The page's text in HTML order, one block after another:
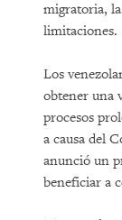
migratoria,
limitaciones.
Los
obtener una
procesos
a causa del
anunció un
beneficiar a